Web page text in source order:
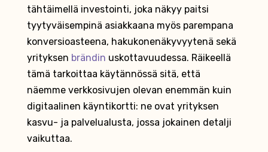
tähtäimellä investointi, joka näkyy paitsi
tyytyväisempinä asiakkaana myös parempana
konversioasteena, hakukonenäkyvyytenä sekä
yrityksen brändin uskottavuudessa. Räikeellä
tämä tarkoittaa käytännössä sitä, että
näemme verkkosivujen olevan enemmän kuin
digitaalinen käyntikortti: ne ovat yrityksen
kasvu- ja palvelualusta, jossa jokainen detalji
vaikuttaa.